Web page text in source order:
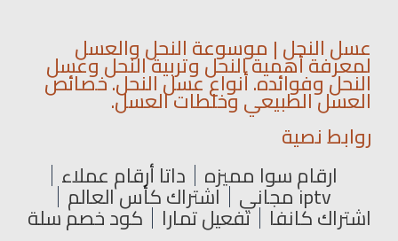
عسل النحل | موسوعة النحل والعسل
لمعرفة أهمية النحل وتربية النحل وعسل
النحل وفوائده. أنواع عسل النحل. خصائص
العسل الطبيعي وخلطات العسل.
روابط نصية
ارقام سوا مميزه داتا أرقام عملاء
iptv مجاني اشتراك كأس العالم
اشتراك كانفا تفعيل تمارا كود خصم سلة